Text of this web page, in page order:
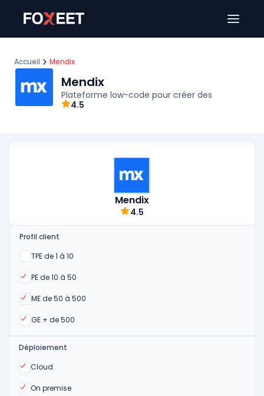
Accueil Mendix
Mendix
Plateforme low-code pour créer des
4.5
Mendix
4.5
Profil client
TPE de 1 à 10
Oui
PE de 10 à 50
Oui
ME de 50 à 500
Oui
GE + de 500
Oui
Déploiement
Cloud
Oui
On premise
Oui